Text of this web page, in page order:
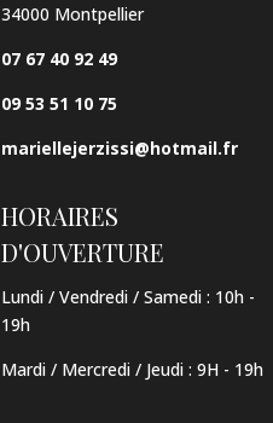
34000 Montpellier
07 67 40 92 49
09 53 51 10 75
mariellejerzissi@hotmail.fr
HORAIRES
D'OUVERTURE
Lundi / Vendredi / Samedi : 10h -
19h
Mardi / Mercredi / Jeudi:9H - 19h